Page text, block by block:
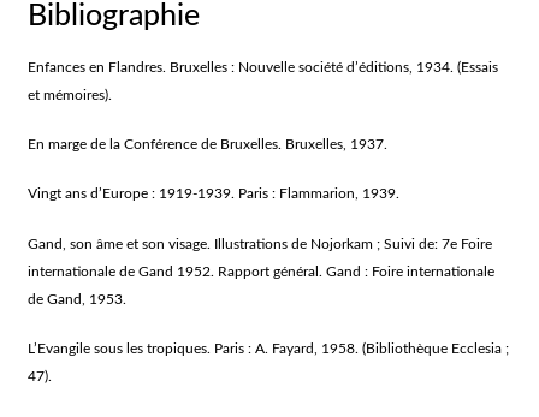
Bibliographie
Enfances en Flandres. Bruxelles : Nouvelle société d’éditions, 1934. (Essais
et mémoires).
En marge de la Conférence de Bruxelles. Bruxelles, 1937.
Vingt ans d’Europe : 1919-1939. Paris : Flammarion, 1939.
Gand, son âme et son visage. Illustrations de Nojorkam ; Suivi de: 7e Foire
internationale de Gand 1952. Rapport général. Gand : Foire internationale
de Gand, 1953.
L’Evangile sous les tropiques. Paris : A. Fayard, 1958. (Bibliothèque Ecclesia ;
47).